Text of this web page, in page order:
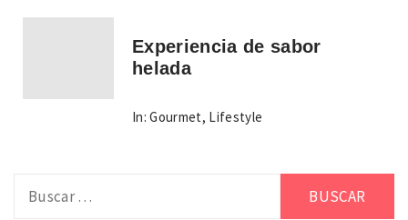
Experiencia de sabor
helada
In: Gourmet, Lifestyle